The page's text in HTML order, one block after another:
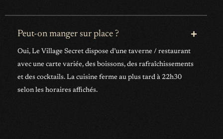
Peut-on manger sur place ?
Oui, Le Village Secret dispose d’une taverne / restaurant
avec une carte variée, des boissons, des rafraîchissements
et des cocktails. La cuisine ferme au plus tard à 22h30
selon les horaires affichés.